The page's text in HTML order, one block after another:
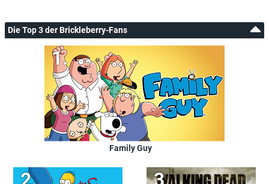
Die Top 3 der Brickleberry-Fans
Family Guy